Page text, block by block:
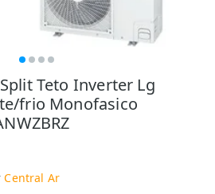
Teto Inverter Lg
frio Monofasico
Central Ar